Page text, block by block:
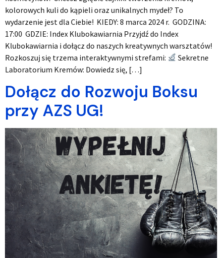
kolorowych kuli do kąpieli oraz unikalnych mydeł? To
wydarzenie jest dla Ciebie! KIEDY: 8 marca 2024 r. GODZINA:
17:00 GDZIE: Index Klubokawiarnia Przyjdź do Index
Klubokawiarnia i dołącz do naszych kreatywnych warsztatów!
Rozkoszuj się trzema interaktywnymi strefami:
Sekretne
Laboratorium Kremów: Dowiedz się, […]
Dołącz do Rozwoju Boksu
przy AZS UG!